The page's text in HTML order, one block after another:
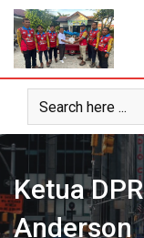
Skip
content
Ketua
Anderson